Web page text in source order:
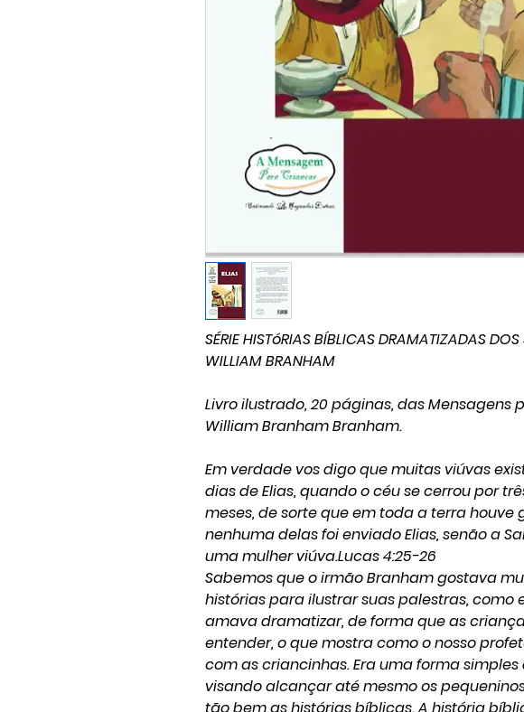
SÉRIE HISTóRIAS BÍBLICAS DRAMATIZADAS DOS
WILLIAM BRANHAM
Livro ilustrado, 20 páginas, das Mensagens
William Branham Branham.
Em verdade vos digo que muitas viúvas
dias de Elias, quando o céu se cerrou por
meses, de sorte que em toda a terra houve
nenhuma delas foi enviado Elias, senão a
uma mulher viúva.Lucas 4:25-26
Sabemos que o irmão Branham gostava
histórias para ilustrar suas palestras, como
amava dramatizar, de forma que as
entender, o que mostra como o nosso
com as criancinhas. Era uma forma simples
visando alcançar até mesmo os